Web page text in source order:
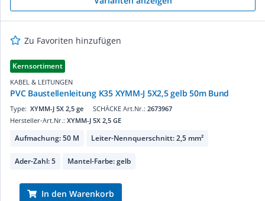
Zu Favoriten hinzufügen
Kernsortiment
KABEL & LEITUNGEN
PVC Baustellenleitung K35 XYMM-J 5X2,5 gelb 50m Bund
SCHÄCKE Art.Nr.: 2673967
Type: XYMM-J 5X 2,5 ge
Hersteller-Art.Nr.: XYMM-J 5X 2,5 GE
Aufmachung: 50 M Leiter-Nennquerschnitt: 2,5 mm²
Ader-Zahl: 5 Mantel-Farbe: gelb
In den Warenkorb